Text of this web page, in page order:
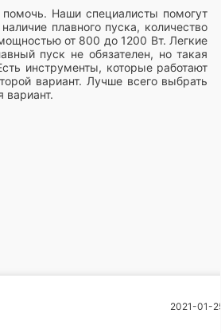
Наши специалисты помогут
плавного пуска, количество
от 800 до 1200 Вт. Легкие
пуск не обязателен, но такая
инструменты, которые работают
вариант. Лучше всего выбрать
вариант.
было комфортно. Производим
2021-01-25